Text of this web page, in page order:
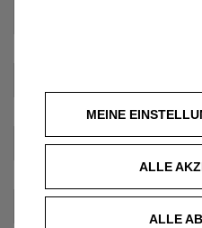
MEINE
ALLE
ALLE